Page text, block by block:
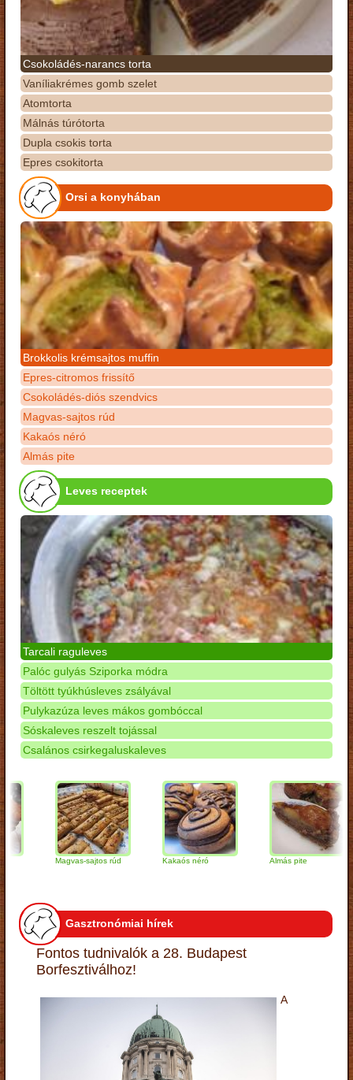
Csokoládés-narancs torta
Vaníliakrémes gomb szelet
Atomtorta
Málnás túrótorta
Dupla csokis torta
Epres csokitorta
Orsi a konyhában
Brokkolis krémsajtos muffin
Epres-citromos frissítő
Csokoládés-diós szendvics
Magvas-sajtos rúd
Kakaós néró
Almás pite
Leves receptek
Tarcali raguleves
Palóc gulyás Sziporka módra
Töltött tyúkhúsleves zsályával
Pulykazúza leves mákos gombóccal
Sóskaleves reszelt tojással
Csalános csirkegaluskaleves
Magvas-sajtos rúd Kakaós néró Almás pite
Gasztronómiai hírek
Fontos tudnivalók a 28. Budapest
Borfesztiválhoz!
A